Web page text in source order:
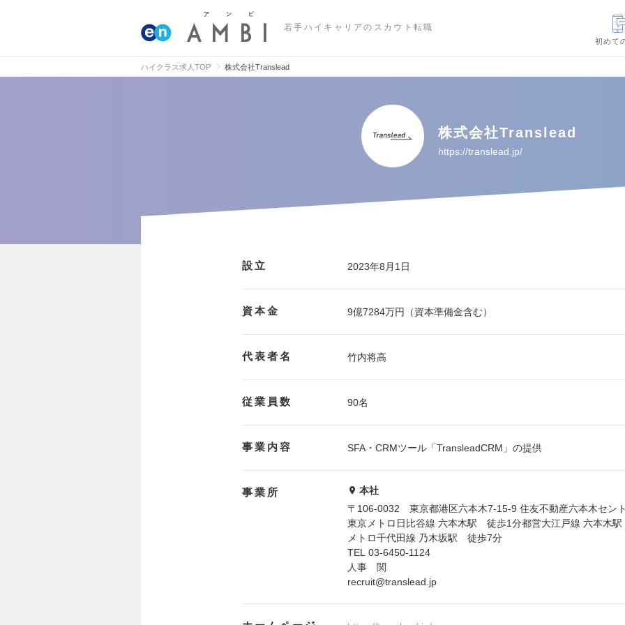
若手ハイキャリアのスカウト転職
初めて
ハイクラス求人TOP 株式会社Translead
株式会社Translead
https://translead.jp/
設立 2023年8月1日
資本金 9億7284万円（資本準備金含む）
代表者名 竹内将高
従業員数 90名
事業内容 SFA・CRMツール「TransleadCRM」の提供
事業所
本社
〒106-0032 東京都港区六本木7-15-9 住友不動産六本木セン
東京メトロ日比谷線 六本木駅 徒歩1分都営大江戸線 六本木
メトロ千代田線 乃木坂駅 徒歩7分
TEL 03-6450-1124
人事 関
recruit@translead.jp